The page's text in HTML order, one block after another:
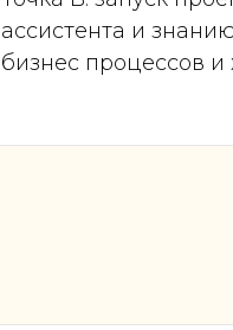
ассистента и
бизнес процессов